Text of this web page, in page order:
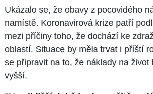
Ukázalo se, že obavy z pocovidého
namístě. Koronavirová krize patří
mezi příčiny toho, že dochází ke
oblastí. Situace by měla trvat i příští
se připravit na to, že náklady na život
vyšší.